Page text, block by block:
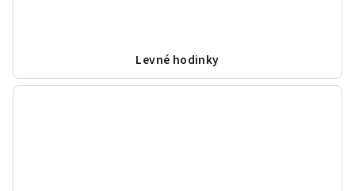
Levné hodinky